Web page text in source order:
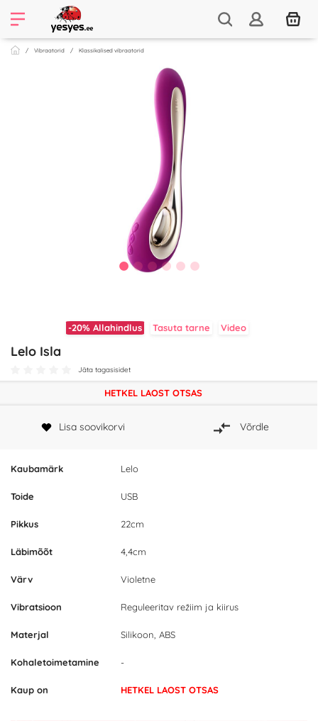
Vibraatorid Klassikalised vibraatorid
-20% Allahindlus Tasuta tarne Video
Lelo Isla
Jäta tagasisidet
Kaubamärk Lelo
Toide USB
Pikkus 22cm
Läbimõõt 4,4cm
Värv Violetne
Vibratsioon Reguleeritav režiim ja kiirus
Materjal Silikoon, ABS
Kohaletoimetamine -
Kaup on HETKEL LAOST OTSAS
HETKEL LAOST OTSAS
Lisa soovikorvi Võrdle